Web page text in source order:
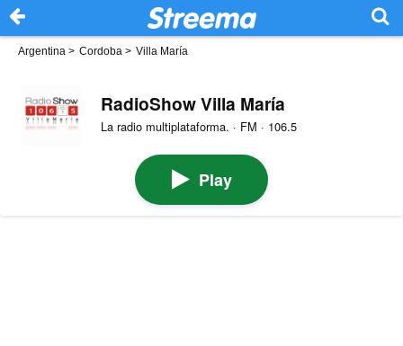
Argentina > Cordoba > Villa María
RadioShow Villa María
La radio multiplataforma. · FM · 106.5
Play